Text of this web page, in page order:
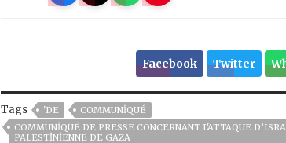
Facebook Twitter
Tags 'DE
COMMUNIQUÉ
COMMUNIQUÉ DE PRESSE CONCERNANT L'ATTAQUE
PALESTINIENNE DE GAZA